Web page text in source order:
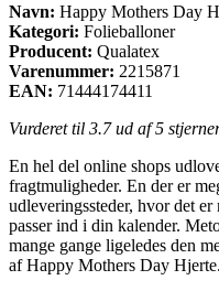
Navn: Happy Mothers Day
Kategori: Folieballoner
Producent: Qualatex
Varenummer: 2215871
EAN: 71444174411
Vurderet til 3.7ud af 5
En hel del online shops
fragtmuligheder. En der er
udleveringssteder, hvor det
passer ind i din kalender.
mange gange ligeledes den
af Happy Mothers Day Hjerte.